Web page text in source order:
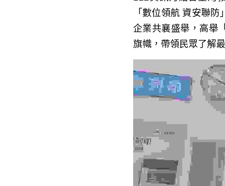
位領航 資安聯防」
共襄盛舉，高舉「數
幟，帶領民眾了解最